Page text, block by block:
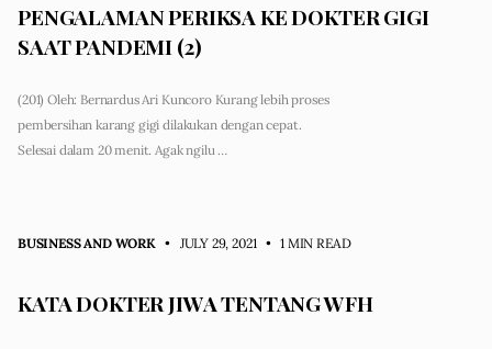
PENGALAMAN PERIKSA KE DOKTER GIGI
SAAT PANDEMI (2)
(201) Oleh: Bernardus Ari Kuncoro Kurang lebih proses
pembersihan karang gigi dilakukan dengan cepat.
Selesai dalam 20 menit. Agak ngilu …
BUSINESS AND WORK • JULY 29, 2021 • 1 MIN READ
KATA DOKTER JIWA TENTANG WFH